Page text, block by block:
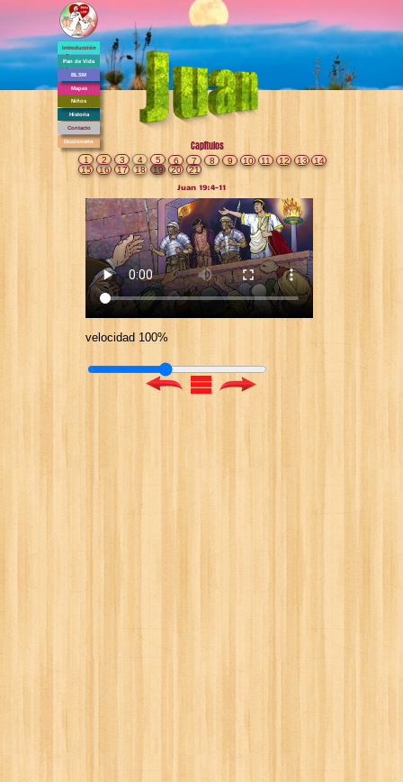
Introducción
Pan de Vida
BLSM
Mapas
Niños
Historia
Contacto
Diccionario
1
15
16
2
17
3
18
4
19
5
20
6
Capítulos
7
8
21
9 10 11 12 13 14
Juan 19:4-11
velocidad 100%